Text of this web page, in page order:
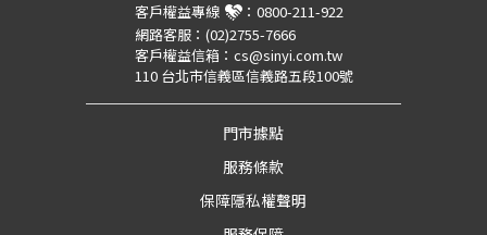
客戶權益專線 ： 0800-211-922
網路客服： (02)2755-7666
客戶權益信箱： cs@sinyi.com.tw
110 台北市信義區信義路五段100號
門市據點
服務條款
保障隱私權聲明